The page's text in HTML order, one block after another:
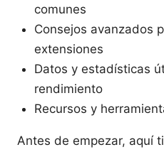
comunes
Consejos avanzados
extensiones
Datos y estadísticas
rendimiento
Recursos y
Antes de empezar, aquí